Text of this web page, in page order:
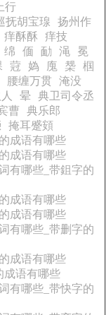
行
抚胡宝瑔
扬州作
痒酥酥
痒技
绵 偭 勔 渑
冕
蒄 媯 廆 椝 椢
腰缠万贯
淹没
晕
典卫司令丞
曹 典乐郎
掩耳蹙頞
成语有哪些
成语有哪些
有哪些_带鉏字的
成语有哪些
成语有哪些
有哪些_带删字的
成语有哪些
成语有哪些
有哪些_带快字的